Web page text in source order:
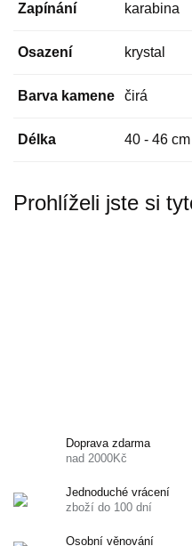
Zapínání karabina
Osazení krystal
Barva kamene čirá
Délka 40 - 46 cm
Prohlíželi jste si
Doprava zdarma
nad 2000Kč
Jednoduché vrácení
zboží do 100 dní
Osobní věnování